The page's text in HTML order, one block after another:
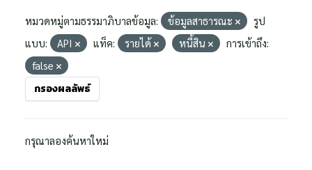
หมวดหมู่ตามธรรมาภิบาลข้อมูล: ข้อมูลสาธารณะ
รูป
แบบ:
API แท็ค: รายได้ หนี้สิน
การเข้าถึง:
false
กรองผลลัพธ์
กรุณาลองค้นหาใหม่